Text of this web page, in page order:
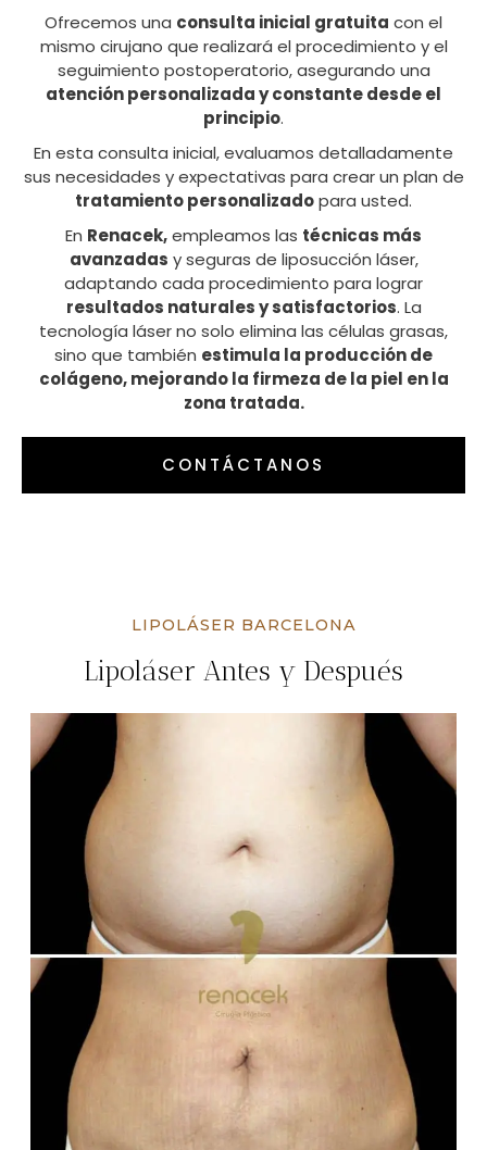
Ofrecemos una consulta inicial gratuita con el
mismo cirujano que realizará el procedimiento y el
seguimiento postoperatorio, asegurando una
atención personalizada y constante desde el
principio.
En esta consulta inicial, evaluamos detalladamente
sus necesidades y expectativas para crear un plan de
tratamiento personalizadopara usted.
En Renacek,empleamos las técnicas más
avanzadas y seguras de liposucción láser,
adaptando cada procedimiento para lograr
resultados naturales y satisfactorios. La
tecnología láser no solo elimina las células grasas,
sino que también estimula la producción de
colágeno, mejorando la firmeza de la piel en la
zona tratada.
CONTÁCTANOS
LIPOLÁSER BARCELONA
Lipoláser Antes y Después